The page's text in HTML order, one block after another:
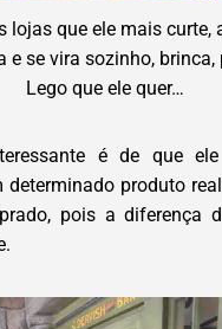
lojas que ele mais curte,
e se vira sozinho, brinca,
Lego que ele quer…
é de que
determinado produto
pois a diferença